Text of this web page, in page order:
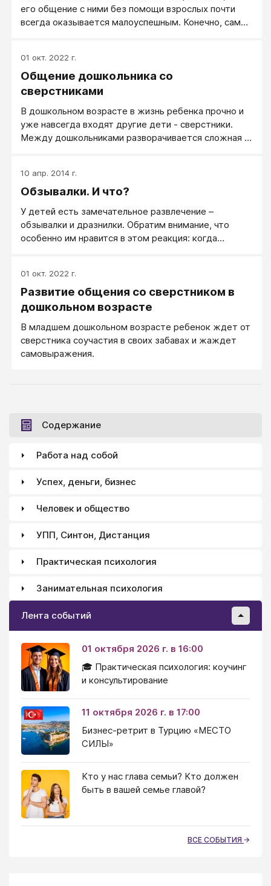
его общение с ними без помощи взрослых почти
всегда оказывается малоуспешным. Конечно, самые
с другими детьми необходимо вмешиваться
напрямую: ребенка нужно учить, как достойно
выходить из конфликтной ситуации, мириться,
воздействие на агрессивного сверстника.
Неподготовленность наших детей к социальным
коллизиям, впервые возникающим перед ними,
01 окт. 2022 г.
Общение дошкольника со
сверстниками
В дошкольном возрасте в жизнь ребенка прочно и
уже навсегда входят другие дети - сверстники.
Между дошкольниками разворачивается сложная и
друг другу, а иногда делают мелкие «пакости». Все
эти отношения остро переживаются и несут массу
напряженность и конфликтность в сфере детских
отношений значительно выше, чем в сфере общения
со взрослым. Родители иногда не подозревают о
переживают их дети, и, естественно, не придают
10 апр. 2014 г.
Обзывалки. И что?
У детей есть замечательное развлечение –
обзывалки и дразнилки. Обратим внимание, что
особенно им нравится в этом реакция: когда
пропадает всяческое желание это делать.
Столкнулась с такой ситуацией. Я и мой сын
Алешенька (6 лет) пришли в гости к моей сестре.
Дети замечательно, весело и дружно играли – они
очень дружные и очень любят друг друга
01 окт. 2022 г.
Развитие общения со сверстником в
дошкольном возрасте
В младшем дошкольном возрасте ребенок ждет от
сверстника соучастия в своих забавах и жаждет
самовыражения.
Содержание
Работа над собой
Успех, деньги, бизнес
Человек и общество
УПП, Синтон, Дистанция
Практическая психология
Занимательная психология
Лента событий
01 октября 2026 г. в 16:00
🎓 Практическая психология: коучинг
и консультирование
11 октября 2026 г. в 17:00
Бизнес-ретрит в Турцию «МЕСТО
СИЛЫ»
Кто у нас глава семьи? Кто должен
быть в вашей семье главой?
ВСЕ СОБЫТИЯ